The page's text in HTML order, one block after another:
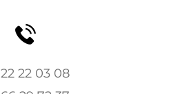
22 03 08